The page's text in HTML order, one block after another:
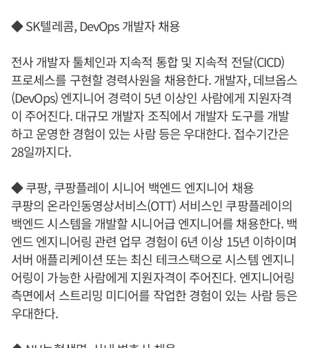
◆ SK텔레콤, DevOps 개발자 채용
전사 개발자 툴체인과 지속적 통합 및 지속적 전달(CICD)
프로세스를 구현할 경력사원을 채용한다. 개발자, 데브옵스
(DevOps) 엔지니어 경력이 5년 이상인 사람에게 지원자격
이 주어진다. 대규모 개발자 조직에서 개발자 도구를 개발
하고 운영한 경험이 있는 사람 등은 우대한다. 접수기간은
28일까지다.
◆ 쿠팡, 쿠팡플레이 시니어 백엔드 엔지니어 채용
쿠팡의 온라인동영상서비스(OTT) 서비스인 쿠팡플레이의
백엔드 시스템을 개발할 시니어급 엔지니어를 채용한다. 백
엔드 엔지니어링 관련 업무 경험이 6년 이상 15년 이하이며
서버 애플리케이션 또는 최신 테크스택으로 시스템 엔지니
어링이 가능한 사람에게 지원자격이 주어진다. 엔지니어링
측면에서 스트리밍 미디어를 작업한 경험이 있는 사람 등은
우대한다.